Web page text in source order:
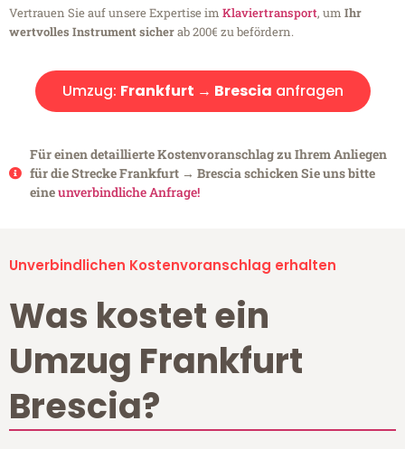
Vertrauen Sie auf unsere Expertise im Klaviertransport, um Ihr
wertvolles Instrument sicherab 200€ zu befördern.
Umzug: Frankfurt → Brescia anfragen
Für einen detaillierte Kostenvoranschlag zu Ihrem Anliegen
für die Strecke Frankfurt → Brescia schicken Sie uns bitte
eineunverbindliche Anfrage!
Unverbindlichen Kostenvoranschlag erhalten
Was kostet ein
Umzug Frankfurt
Brescia?